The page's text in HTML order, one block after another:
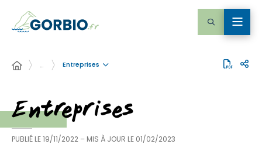
… Entreprises
Entreprises
PUBLIÉ LE19/11/2022 – MIS À JOUR LE 01/02/2023